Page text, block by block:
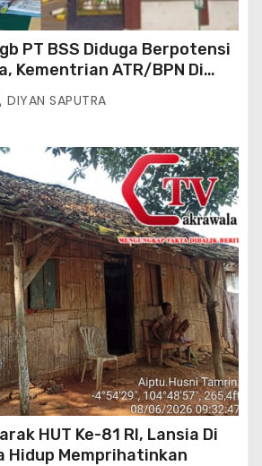
PT BSS Diduga Berpotensi
Kementrian ATR/BPN Di
DIYAN SAPUTRA
HUT Ke-81 RI, Lansia Di
Hidup Memprihatinkan